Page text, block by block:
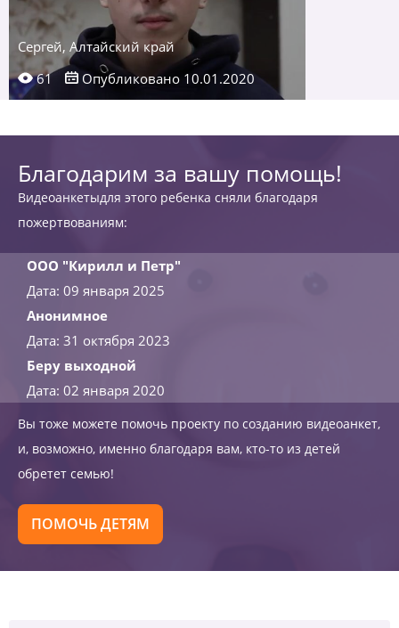
Сергей, Алтайский край
61
Опубликовано 10.01.2020
Благодарим за вашу помощь!
Видеоанкетыдля этого ребенка сняли благодаря
пожертвованиям:
ООО "Кирилл и Петр"
Дата: 09 января 2025
Анонимное
Дата: 31 октября 2023
Беру выходной
Дата: 02 января 2020
Вы тоже можете помочь проекту по созданию видеоанкет,
и, возможно, именно благодаря вам, кто-то из детей
обретет семью!
ПОМОЧЬ ДЕТЯМ